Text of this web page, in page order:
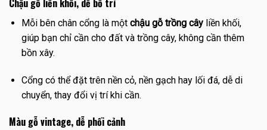
Mỗi bên chân cổng là một chậu gỗ trồng câyliền khối,
giúp bạn chỉ cần cho đất và trồng cây, không cần thêm
bồn xây.
Cổng có thể đặt trên nền cỏ, nền gạch hay lối đá, dễ di
chuyển, thay đổi vị trí khi cần.
Màu gỗ vintage, dễ phối cảnh